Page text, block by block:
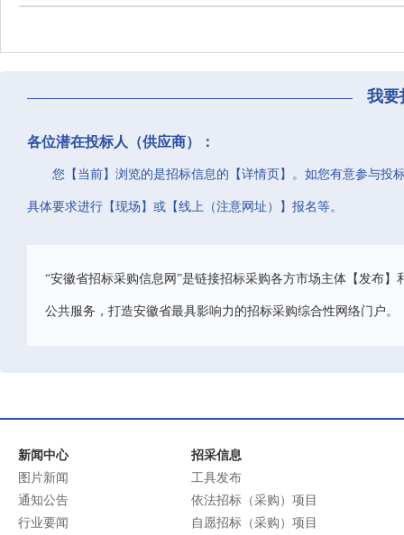
我要
各位潜在投标人（供应商）：
您【当前】浏览的是招标信息的【详情页】。如您有意参与投
具体要求进行【现场】或【线上（注意网址）】报名等。
“安徽省招标采购信息网”是链接招标采购各方市场主体【发布
公共服务，打造安徽省最具影响力的招标采购综合性网络门户。
新闻中心
图片新闻
通知公告
行业要闻
招采信息
工具发布
依法招标（采购）项目
自愿招标（采购）项目